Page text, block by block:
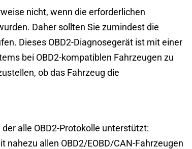
nicht, wenn die erforderlichen
Daher sollten Sie zumindest die
Dieses OBD2-Diagnosegerät ist mit einer
bei OBD2-kompatiblen Fahrzeugen zu
ob das Fahrzeug die
alle OBD2-Protokolle unterstützt:
nahezu allen OBD2/EOBD/CAN-Fahrzeugen